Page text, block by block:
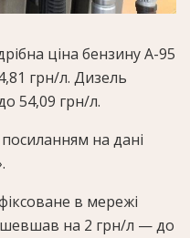
ціна бензину А-95
грн/л. Дизель
54,09 грн/л.
на дані
в мережі
на 2 грн/л — до